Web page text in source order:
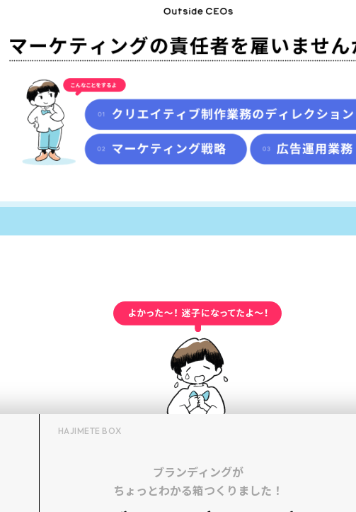
HAJIMETE BOX
ブランディングが
ちょっとわかる箱つくりました！